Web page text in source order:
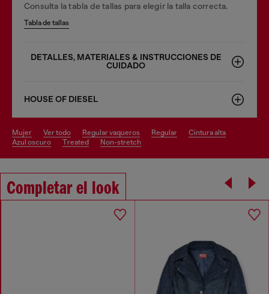
Consulta la tabla de tallas para elegir la talla correcta.
Tabla de tallas
DETALLES, MATERIALES & INSTRUCCIONES DE
CUIDADO
HOUSE OF DIESEL
mujer ver todo regular vaqueros regular
cintura alta
azul oscuro
treated non-stretch
Completar el look